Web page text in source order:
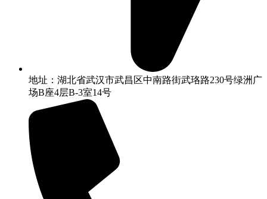
地址：湖北省武汉市武昌区中南路街武珞路230号绿洲广
场B座4层B-3室14号